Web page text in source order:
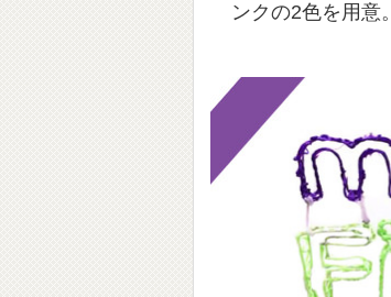
ンクの2色を用意。